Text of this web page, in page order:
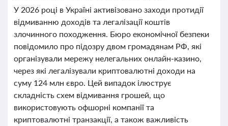
У 2026 році в Україні активізовано заходи протидії
відмиванню доходів та легалізації коштів
злочинного походження. Бюро економічної безпеки
повідомило про підозру двом громадянам РФ, які
організували мережу нелегальних онлайн-казино,
через які легалізували криптовалютні доходи на
суму 124 млн євро. Цей випадок ілюструє
складність схем відмивання грошей, що
використовують офшорні компанії та
криптовалютні транзакції, а також важливість